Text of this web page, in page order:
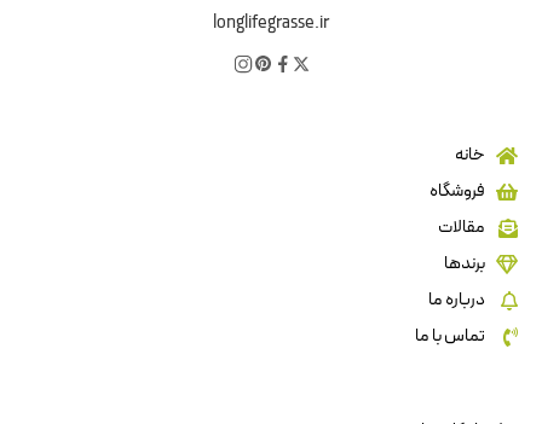
longlifegrasse.ir
خانه
فروشگاه
مقالات
برندها
درباره ما
تماس با ما